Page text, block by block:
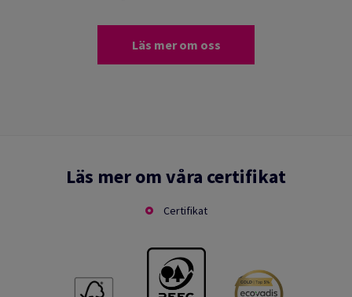
Läs mer om oss
Läs mer om våra certifikat
Certifikat